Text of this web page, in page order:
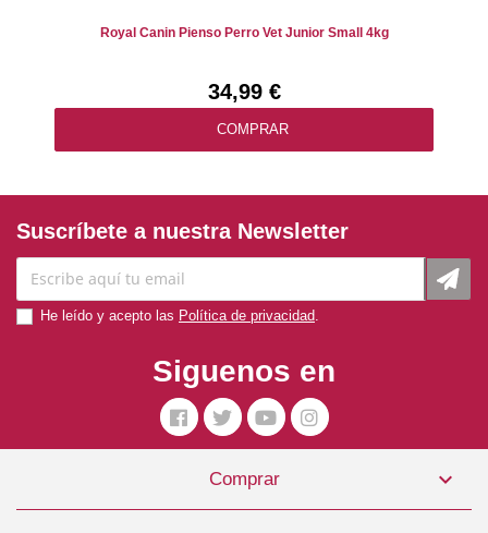
Royal Canin Pienso Perro Vet Junior Small 4kg
34,99 €
COMPRAR
Primal Dog Oceanland 1kg
Suscríbete a nuestra Newsletter
He leído y acepto las Política de privacidad
Siguenos en
Comprar 